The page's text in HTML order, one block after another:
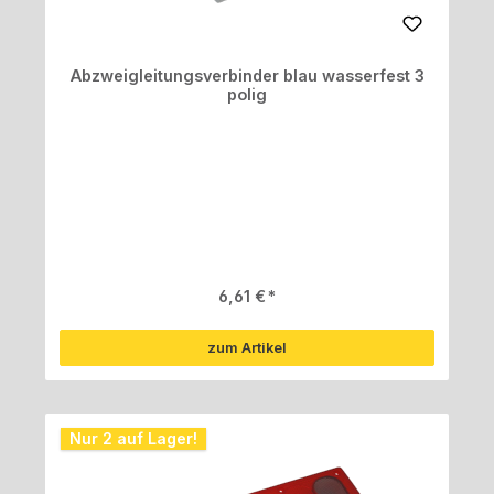
Abzweigleitungsverbinder blau wasserfest 3
polig
Regulärer Preis:
6,61 €
zum Artikel
Nur 2 auf Lager!